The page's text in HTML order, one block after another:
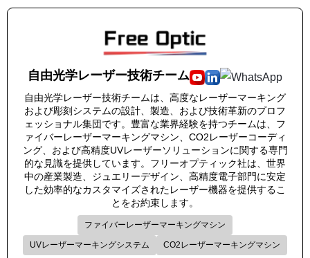
自由光学レーザー技術チーム
自由光学レーザー技術チームは、高度なレーザーマーキング
および彫刻システムの設計、製造、および技術革新のプロフ
ェッショナル集団です。豊富な業界経験を持つチームは、フ
ァイバーレーザーマーキングマシン、CO2レーザーコーディ
ング、および高精度UVレーザーソリューションに関する専門
的な見識を提供しています。フリーオプティック社は、世界
中の産業製造、ジュエリーデザイン、高精度電子部門に安定
した効率的なカスタマイズされたレーザー機器を提供するこ
とをお約束します。
ファイバーレーザーマーキングマシン
UVレーザーマーキングシステム CO2レーザーマーキングマシン